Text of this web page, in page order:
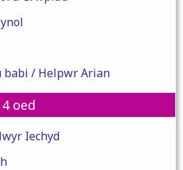
babi / Helpwr Arian
oed
Iechyd